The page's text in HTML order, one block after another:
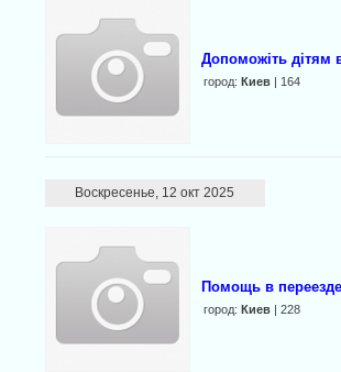
Допоможіть дітям
город: Киев| 164
Воскресенье, 12 окт 2025
Помощь в переезде
город: Киев| 228